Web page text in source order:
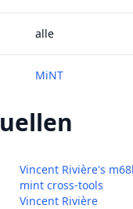
alle
MiNT
Vincent Rivière's
mint cross-tools
Vincent Rivière